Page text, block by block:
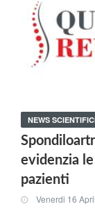
NEWS
evidenzia
pazienti
Venerdi 16